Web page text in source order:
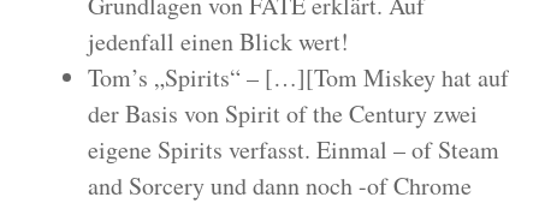
jedenfall einen Blick wert!
Tom’s „Spirits“ – […][Tom Miskey hat auf
der Basis von Spirit of the Century zwei
eigene Spirits verfasst. Einmal – of Steam
and Sorcery und dann noch -of Chrome